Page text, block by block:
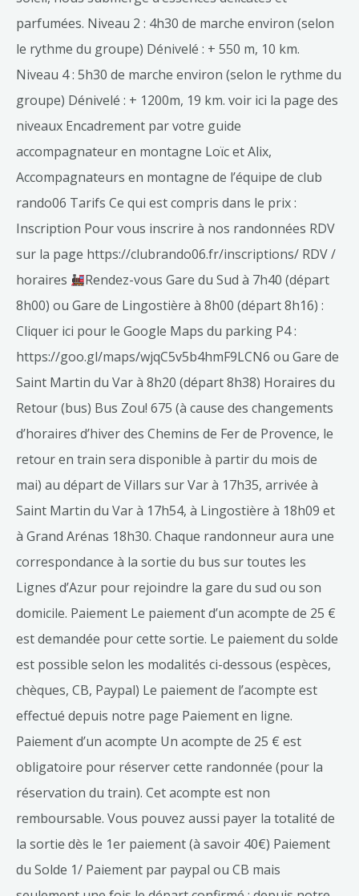
parfumées. Niveau 2 : 4h30 de marche environ (selon
le rythme du groupe) Dénivelé : + 550 m, 10 km.
Niveau 4 : 5h30 de marche environ (selon le rythme du
groupe) Dénivelé : + 1200m, 19 km. voir ici la page des
niveaux Encadrement par votre guide
accompagnateur en montagne Loïc et Alix,
Accompagnateurs en montagne de l’équipe de club
rando06 Tarifs Ce qui est compris dans le prix :
Inscription Pour vous inscrire à nos randonnées RDV
sur la page https://clubrando06.fr/inscriptions/ RDV /
horaires
Rendez-vous Gare du Sud à 7h40 (départ
8h00) ou Gare de Lingostière à 8h00 (départ 8h16) :
Cliquer ici pour le Google Maps du parking P4 :
https://goo.gl/maps/wjqC5v5b4hmF9LCN6 ou Gare de
Saint Martin du Var à 8h20 (départ 8h38) Horaires du
Retour (bus) Bus Zou! 675 (à cause des changements
d’horaires d’hiver des Chemins de Fer de Provence, le
retour en train sera disponible à partir du mois de
mai) au départ de Villars sur Var à 17h35, arrivée à
Saint Martin du Var à 17h54, à Lingostière à 18h09 et
à Grand Arénas 18h30. Chaque randonneur aura une
correspondance à la sortie du bus sur toutes les
Lignes d’Azur pour rejoindre la gare du sud ou son
domicile. Paiement Le paiement d’un acompte de 25 €
est demandée pour cette sortie. Le paiement du solde
est possible selon les modalités ci-dessous (espèces,
chèques, CB, Paypal) Le paiement de l’acompte est
effectué depuis notre page Paiement en ligne.
Paiement d’un acompte Un acompte de 25 € est
obligatoire pour réserver cette randonnée (pour la
réservation du train). Cet acompte est non
remboursable. Vous pouvez aussi payer la totalité de
la sortie dès le 1er paiement (à savoir 40€) Paiement
du Solde 1/ Paiement par paypal ou CB mais